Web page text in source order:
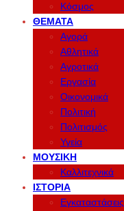
Κόσμος
ΘΈΜΑΤΑ
Αγορά
Αθλητικά
Αγροτικά
Εργασία
Οικονομικά
Πολιτική
Πολιτισμός
Υγεία
ΜΟΥΣΙΚΉ
Καλλιτεχνικά
ΙΣΤΟΡΊΑ
Εγκαταστάσεις